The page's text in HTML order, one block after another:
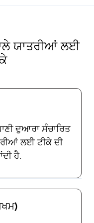
'ਤੇ ਨਿਰਭਰ ਕਰਦਾ ਹੈ
ਪਾਲਣਗੇ ਕਿਉਂਕਿ
ਕੋਈ ਟੀਕੇ ਉਪਲਬ
ਤੁਹਾਨੂੰ ਆਮ ਸੁਰੱਖਿਆ
ਕਰਨਗੇ।
ਯਾਤਰੀਆਂ ਲਈ
ਦੁਆਰਾ ਸੰਚਾਰਿਤ
ਲਈ ਟੀਕੇ ਦੀ
ਹੈ.